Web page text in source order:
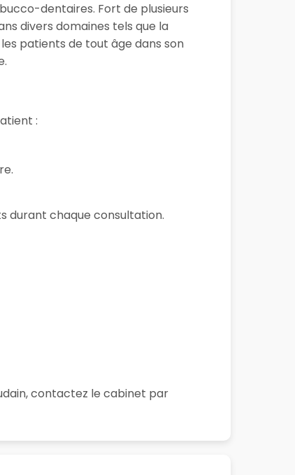
dentaires. Fort de plusieurs
divers domaines tels que la
patients de tout âge dans son
:
durant chaque consultation.
contactez le cabinet par